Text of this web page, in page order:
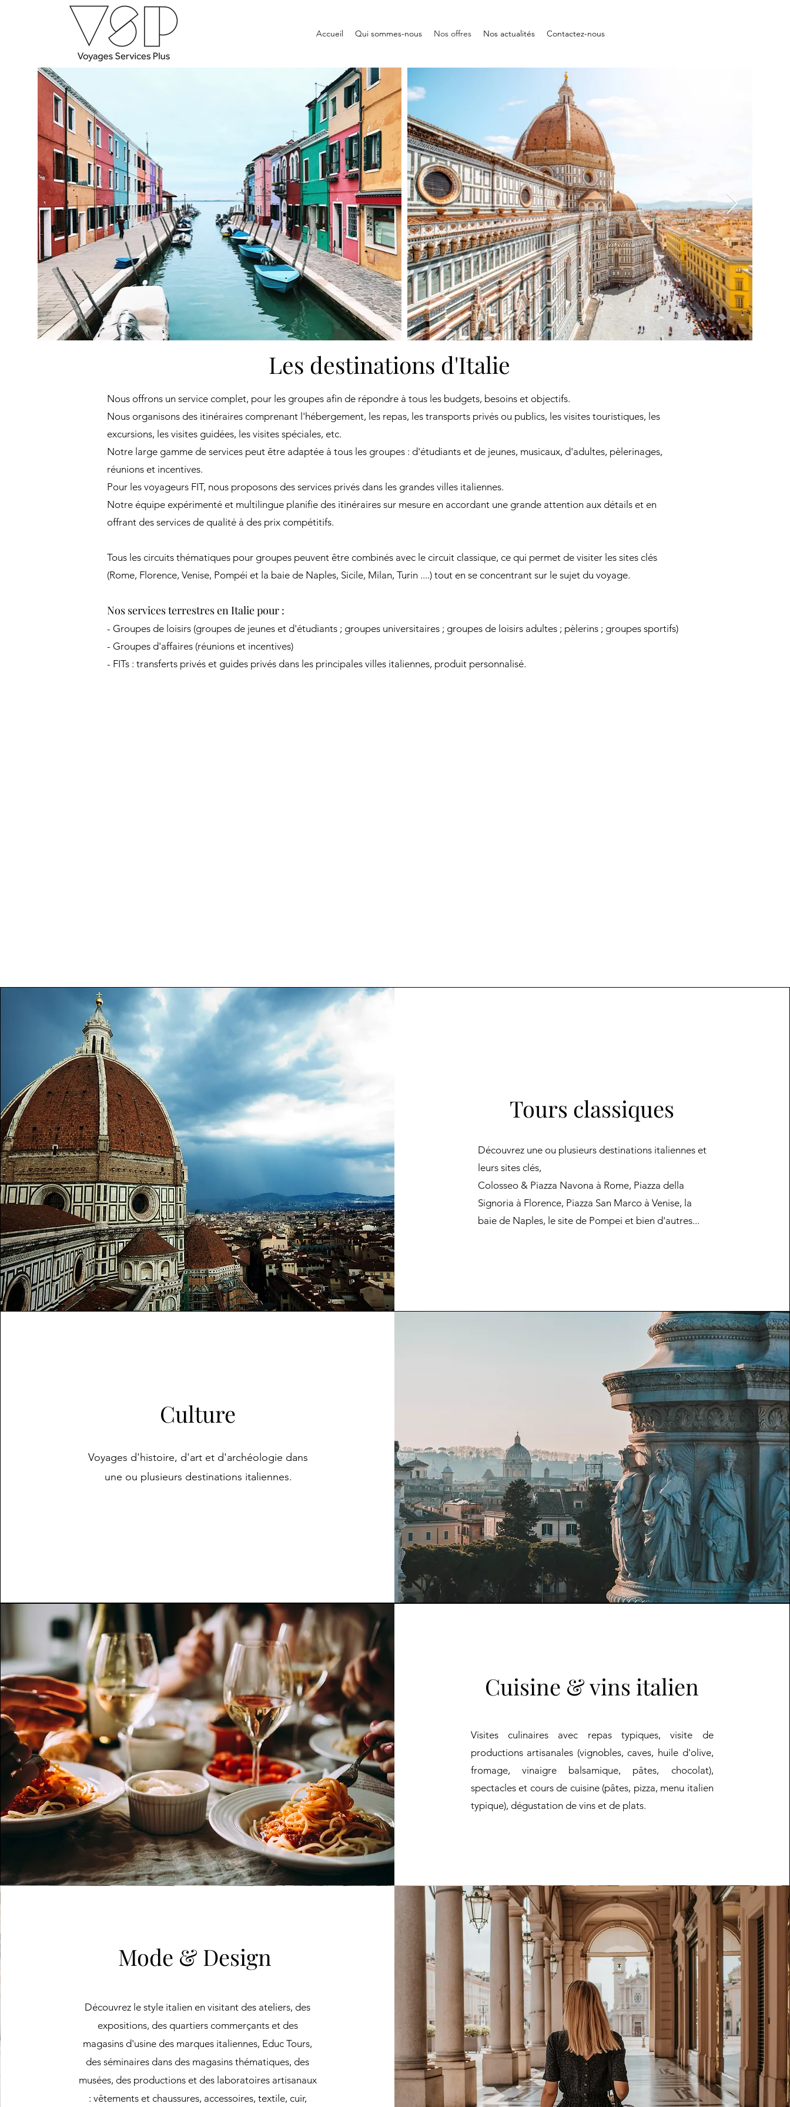
Accueil Qui sommes-nous Nos offres Nos actualités Contactez-nous
Les destinations d'Italie
Nous offrons un service complet, pour les groupes afin de répondre à tous les budgets, besoins et objectifs.
Nous organisons des itinéraires comprenant l'hébergement, les repas, les transports privés ou publics, les visites touristiques, les
excursions, les visites guidées, les visites spéciales, etc.
Notre large gamme de services peut être adaptée à tous les groupes : d'étudiants et de jeunes, musicaux, d'adultes, pèlerinages,
réunions et incentives.
Pour les voyageurs FIT, nous proposons des services privés dans les grandes villes italiennes.
Notre équipe expérimenté et multilingue planifie des itinéraires sur mesure en accordant une grande attention aux détails et en
offrant des services de qualité à des prix compétitifs.
Tous les circuits thématiques pour groupes peuvent être combinés avec le circuit classique, ce qui permet de visiter les sites clés
(Rome, Florence, Venise, Pompéi et la baie de Naples, Sicile, Milan, Turin ....) tout en se concentrant sur le sujet du voyage.
Nos services terrestres en Italie pour :
- Groupes de loisirs (groupes de jeunes et d'étudiants ; groupes universitaires ; groupes de loisirs adultes ; pèlerins ; groupes sportifs)
- Groupes d'affaires (réunions et incentives)
- FITs : transferts privés et guides privés dans les principales villes italiennes, produit personnalisé.
Tours classiques
Découvrez une ou plusieurs destinations italiennes et
leurs sites clés,
Colosseo & Piazza Navona à Rome, Piazza della
Signoria à Florence, Piazza San Marco à Venise, la
baie de Naples, le site de Pompei et bien d'autres...
Culture
Voyages d'histoire, d'art et d'archéologie dans
une ou plusieurs destinations italiennes.
Cuisine & vins italien
Visites culinaires avec repas typiques, visite de
productions artisanales (vignobles, caves, huile d'olive,
fromage, vinaigre balsamique, pâtes, chocolat),
spectacles et cours de cuisine (pâtes, pizza, menu italien
typique), dégustation de vins et de plats.
Mode & Design
Découvrez le style italien en visitant des ateliers, des
expositions, des quartiers commerçants et des
magasins d'usine des marques italiennes, Educ Tours,
des séminaires dans des magasins thématiques, des
musées, des productions et des laboratoires artisanaux
: vêtements et chaussures, accessoires, textile, cuir,